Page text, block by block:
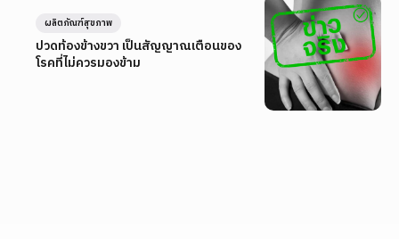
ปวดท้องข้างขวา เป็นสัญญาณเตือนของ
โรคที่ไม่ควรมองข้าม
ผลิตภัณฑ์สุขภาพ